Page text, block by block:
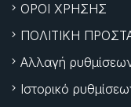
ΟΡΟΙ ΧΡΗΣΗΣ
ΠΟΛΙΤΙΚΗ
Αλλαγή
Ιστορικό